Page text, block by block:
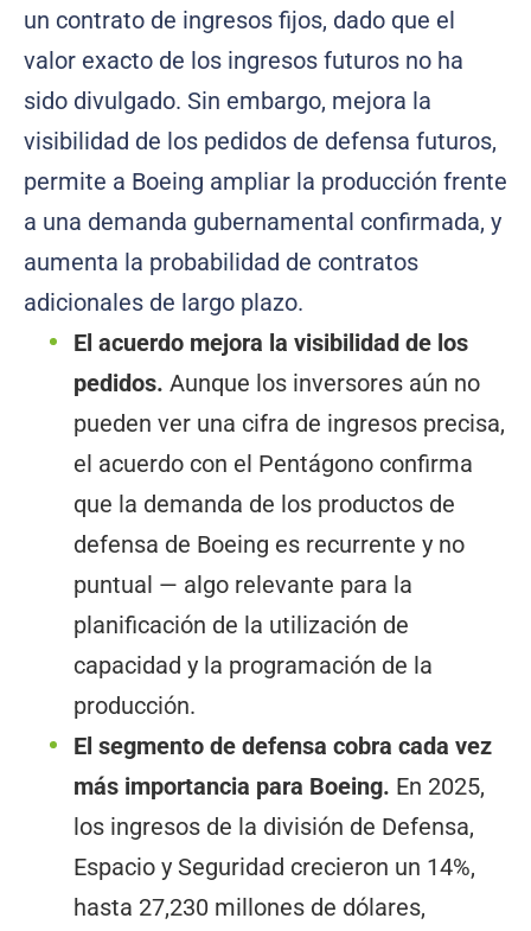
un contrato de ingresos fijos, dado que el
valor exacto de los ingresos futuros no ha
sido divulgado. Sin embargo, mejora la
visibilidad de los pedidos de defensa futuros,
permite a Boeing ampliar la producción frente
a una demanda gubernamental confirmada, y
aumenta la probabilidad de contratos
adicionales de largo plazo.
El acuerdo mejora la visibilidad de los
pedidos. Aunque los inversores aún no
pueden ver una cifra de ingresos precisa,
el acuerdo con el Pentágono confirma
que la demanda de los productos de
defensa de Boeing es recurrente y no
puntual — algo relevante para la
planificación de la utilización de
capacidad y la programación de la
producción.
El segmento de defensa cobra cada vez
más importancia para Boeing. En 2025,
los ingresos de la división de Defensa,
Espacio y Seguridad crecieron un 14%,
hasta 27,230 millones de dólares,